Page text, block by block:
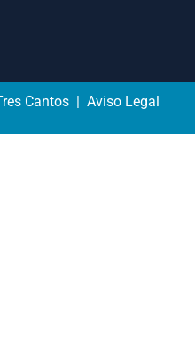
Cantos | Aviso Legal